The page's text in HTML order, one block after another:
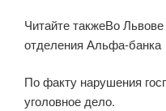
Читайте такжеВо
отделения Альфа-банка
По факту нарушения
уголовное дело.